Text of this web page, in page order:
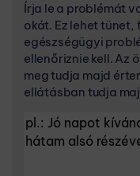
Írja le a problémát
okát. Ez lehet
egészségügyi
ellenőriznie kell. Az
meg tudja majd
ellátásban tudja